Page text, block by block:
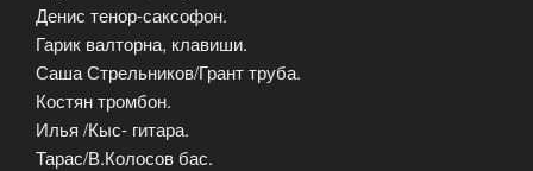
Денис тенор-саксофон.
Гарик валторна, клавиши.
Саша Стрельников/Грант труба.
Костян тромбон.
Илья /Кыс- гитара.
Тарас/В.Колосов бас.